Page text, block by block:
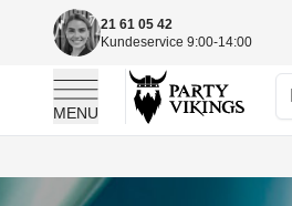
21 61 05 42
Kundeservice 9:00-14:00
MENU